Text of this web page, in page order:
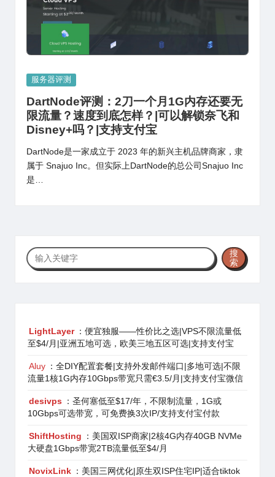
Posted
服务器评测
DartNode评测：2刀一个月1G内存还要无
限流量？速度到底怎样？|可以解锁奈飞和
Disney+吗？|支持支付宝
DartNode是一家成立于 2023 年的新兴主机品牌商家，隶
属于 Snajuo Inc。但实际上DartNode的总公司Snajuo Inc
是…
搜
索
搜
索
LightLayer ：便宜独服——性价比之选|VPS不限流量低
至$4/月|亚洲五地可选，欧美三地五区可选|支持支付宝
Aluy ：全DIY配置套餐|支持外发邮件端口|多地可选|不限
流量1核1G内存10Gbps带宽只需€3.5/月|支持支付宝微信
desivps
：圣何塞低至$17/年，不限制流量，1G或
10Gbps可选带宽，可免费换3次IP/支持支付宝付款
ShiftHosting
：美国双ISP商家|2核4G内存40GB NVMe
大硬盘1Gbps带宽2TB流量低至$4/月
NovixLink ：美国三网优化|原生双ISP住宅IP|适合tiktok